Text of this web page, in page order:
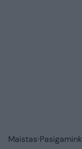
Maistas Pasigamink